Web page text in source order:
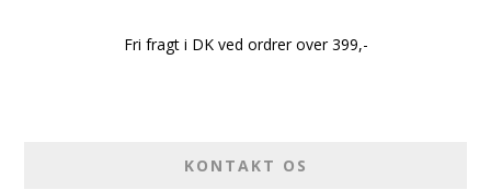
Fri fragt i DK ved ordrer over 399,-
KONTAKT OS